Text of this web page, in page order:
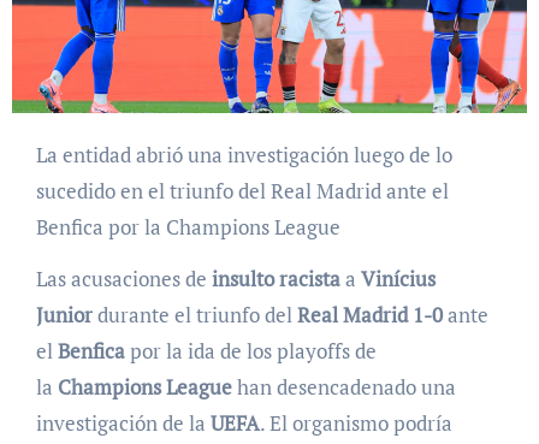
La entidad abrió una investigación luego de lo
sucedido en el triunfo del Real Madrid ante el
Benfica por la Champions League
Las acusaciones de insulto racistaa Vinícius
Juniordurante el triunfo delReal Madrid 1-0ante
elBenficapor la ida de los playoffs de
la Champions Leaguehan desencadenado una
investigación de la UEFA. El organismo podría